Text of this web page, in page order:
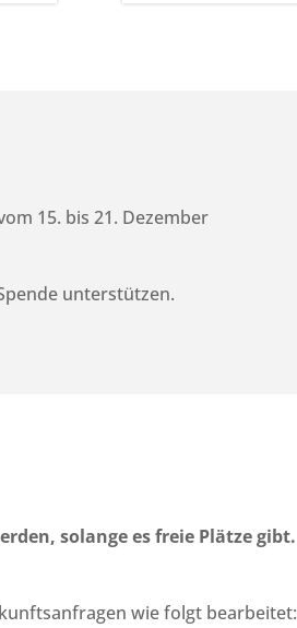
15. bis 21. Dezember
unterstützen.
solange es freie Plätze gibt.
wie folgt bearbeitet: